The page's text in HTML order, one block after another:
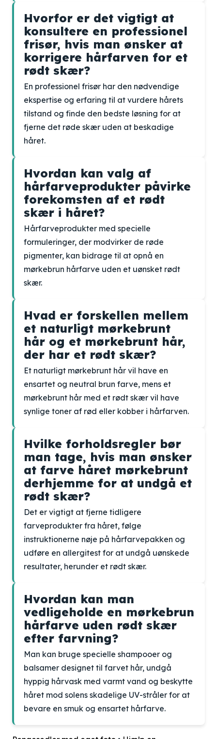
Hvorfor er det vigtigt at
konsultere en professionel
frisør, hvis man ønsker at
korrigere hårfarven for et
rødt skær?
En professionel frisør har den nødvendige
ekspertise og erfaring til at vurdere hårets
tilstand og finde den bedste løsning for at
fjerne det røde skær uden at beskadige
håret.
Hvordan kan valg af
hårfarveprodukter påvirke
forekomsten af et rødt
skær i håret?
Hårfarveprodukter med specielle
formuleringer, der modvirker de røde
pigmenter, kan bidrage til at opnå en
mørkebrun hårfarve uden et uønsket rødt
skær.
Hvad er forskellen mellem
et naturligt mørkebrunt
hår og et mørkebrunt hår,
der har et rødt skær?
Et naturligt mørkebrunt hår vil have en
ensartet og neutral brun farve, mens et
mørkebrunt hår med et rødt skær vil have
synlige toner af rød eller kobber i hårfarven.
Hvilke forholdsregler bør
man tage, hvis man ønsker
at farve håret mørkebrunt
derhjemme for at undgå et
rødt skær?
Det er vigtigt at fjerne tidligere
farveprodukter fra håret, følge
instruktionerne nøje på hårfarvepakken og
udføre en allergitest for at undgå uønskede
resultater, herunder et rødt skær.
Hvordan kan man
vedligeholde en mørkebrun
hårfarve uden rødt skær
efter farvning?
Man kan bruge specielle shampooer og
balsamer designet til farvet hår, undgå
hyppig hårvask med varmt vand og beskytte
håret mod solens skadelige UV-stråler for at
bevare en smuk og ensartet hårfarve.